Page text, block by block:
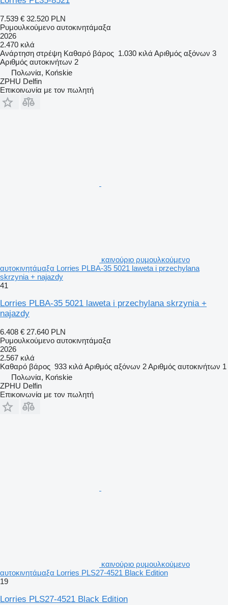
7.539 € 32.520 PLN
Ρυμουλκούμενο αυτοκινητάμαξα
2026
2.470 κιλά
Ανάρτηση στρέψη Καθαρό βάρος 1.030 κιλά Αριθμός αξόνων 3
Αριθμός αυτοκινήτων 2
Πολωνία, Końskie
ZPHU Delfin
Επικοινωνία με τον πωλητή
καινούριο ρυμουλκούμενο
αυτοκινητάμαξα Lorries PLBA-35 5021 laweta i przechylana
skrzynia + najazdy
41
Lorries PLBA-35 5021 laweta i przechylana skrzynia +
najazdy
6.408 € 27.640 PLN
Ρυμουλκούμενο αυτοκινητάμαξα
2026
2.567 κιλά
Καθαρό βάρος 933 κιλά Αριθμός αξόνων 2Αριθμός αυτοκινήτων 1
Πολωνία, Końskie
ZPHU Delfin
Επικοινωνία με τον πωλητή
καινούριο ρυμουλκούμενο
αυτοκινητάμαξα Lorries PLS27-4521 Black Edition
19
Lorries PLS27-4521 Black Edition